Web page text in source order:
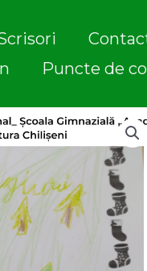
Puncte de